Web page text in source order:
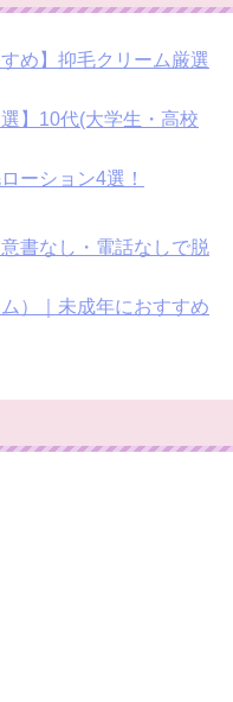
め】抑毛クリーム厳選
】10代(大学生・高校
ーション4選！
書なし・電話なしで脱
）｜未成年におすすめ